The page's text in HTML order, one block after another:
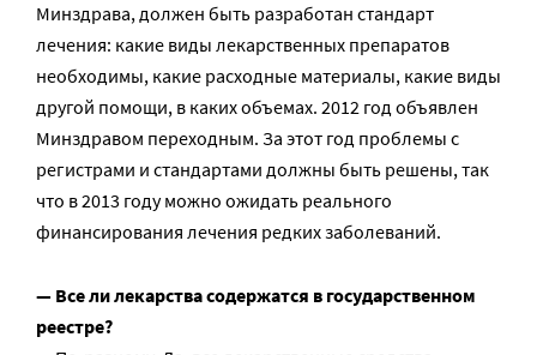
Минздрава, должен быть разработан стандарт
лечения: какие виды лекарственных препаратов
необходимы, какие расходные материалы, какие виды
другой помощи, в каких объемах. 2012 год объявлен
Минздравом переходным. За этот год проблемы с
регистрами и стандартами должны быть решены, так
что в 2013 году можно ожидать реального
финансирования лечения редких заболеваний.
— Все ли лекарства содержатся в государственном
реестре?